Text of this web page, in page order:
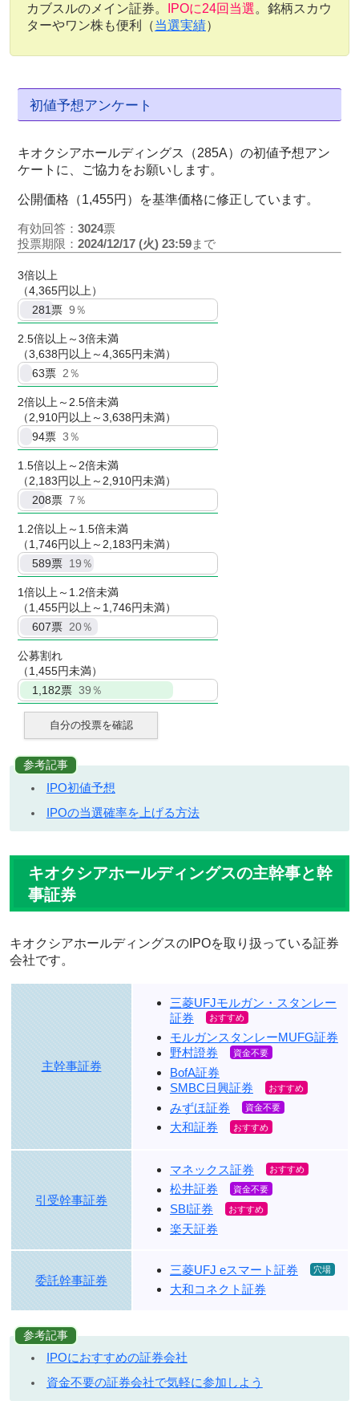
カブスルのメイン証券。
IPOに24回当選。銘柄スカウ
ターやワン株も便利（当選実績）
初値予想アンケート
キオクシアホールディングス（285A）の初値予想アン
ケートに、ご協力をお願いします。
公開価格（1,455円）を基準価格に修正しています。
有効回答： 3024票
投票期限： 2024/12/17 (火) 23:59まで
3倍以上
（4,365円以上）
281票 9％
2.5倍以上～3倍未満
（3,638円以上～4,365円未満）
63票 2％
2倍以上～2.5倍未満
（2,910円以上～3,638円未満）
94票 3％
1.5倍以上～2倍未満
（2,183円以上～2,910円未満）
208票 7％
1.2倍以上～1.5倍未満
（1,746円以上～2,183円未満）
589票 19％
1倍以上～1.2倍未満
（1,455円以上～1,746円未満）
607票 20％
公募割れ
（1,455円未満）
1,182票 39％
自分の投票を確認
参考記事
IPO初値予想
IPOの当選確率を上げる方法
キオクシアホールディングスの主幹事と幹
事証券
キオクシアホールディングスのIPOを取り扱っている証券
会社です。
主幹事証券
三菱UFJモルガン・スタンレー
証券
モルガンスタンレーMUFG証券
野村證券
BofA証券
SMBC日興証券
みずほ証券
大和証券
引受幹事証券
マネックス証券
松井証券
SBI証券
楽天証券
委託幹事証券
三菱UFJ eスマート証券
大和コネクト証券
参考記事
IPOにおすすめの証券会社
資金不要の証券会社で気軽に参加しよう